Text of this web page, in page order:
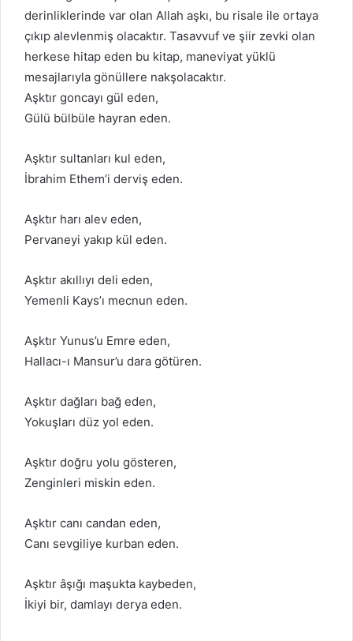
derinliklerinde var olan Allah aşkı, bu risale ile ortaya
çıkıp alevlenmiş olacaktır. Tasavvuf ve şiir zevki olan
herkese hitap eden bu kitap, maneviyat yüklü
mesajlarıyla gönüllere nakşolacaktır.
Aşktır goncayı gül eden,
Gülü bülbüle hayran eden.
Aşktır sultanları kul eden,
İbrahim Ethem’i derviş eden.
Aşktır harı alev eden,
Pervaneyi yakıp kül eden.
Aşktır akıllıyı deli eden,
Yemenli Kays’ı mecnun eden.
Aşktır Yunus’u Emre eden,
Hallacı-ı Mansur’u dara götüren.
Aşktır dağları bağ eden,
Yokuşları düz yol eden.
Aşktır doğru yolu gösteren,
Zenginleri miskin eden.
Aşktır canı candan eden,
Canı sevgiliye kurban eden.
Aşktır âşığı maşukta kaybeden,
İkiyi bir, damlayı derya eden.